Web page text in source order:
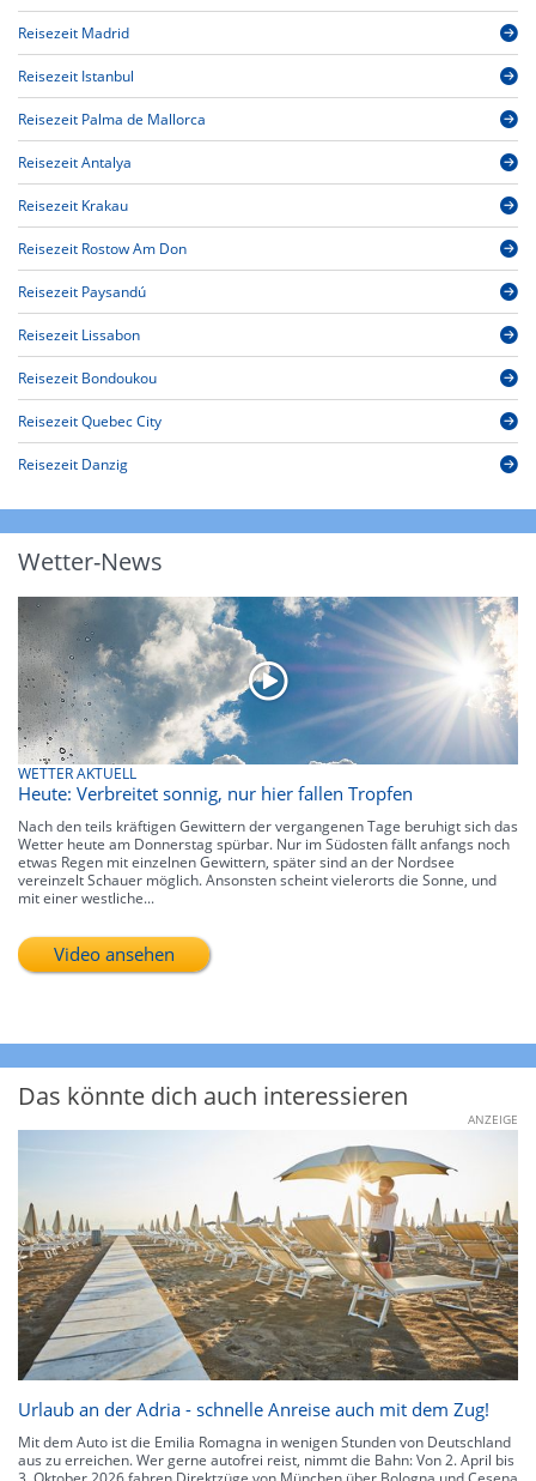
Reisezeit Madrid
Reisezeit Istanbul
Reisezeit Palma de Mallorca
Reisezeit Antalya
Reisezeit Krakau
Reisezeit Rostow Am Don
Reisezeit Paysandú
Reisezeit Lissabon
Reisezeit Bondoukou
Reisezeit Quebec City
Reisezeit Danzig
Wetter-News
WETTER AKTUELL
Heute: Verbreitet sonnig, nur hier fallen Tropfen
Nach den teils kräftigen Gewittern der vergangenen Tage beruhigt sich das
Wetter heute am Donnerstag spürbar. Nur im Südosten fällt anfangs noch
etwas Regen mit einzelnen Gewittern, später sind an der Nordsee
vereinzelt Schauer möglich. Ansonsten scheint vielerorts die Sonne, und
mit einer westliche...
Video ansehen
Das könnte dich auch interessieren
ANZEIGE
Urlaub an der Adria - schnelle Anreise auch mit dem Zug!
Mit dem Auto ist die Emilia Romagna in wenigen Stunden von Deutschland
aus zu erreichen. Wer gerne autofrei reist, nimmt die Bahn: Von 2. April bis